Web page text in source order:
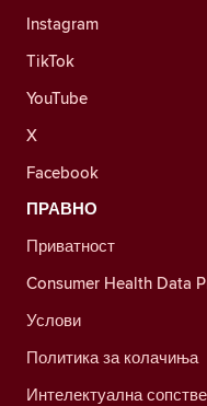
Instagram
TikTok
YouTube
X
Facebook
ПРАВНО
Приватност
Consumer Health Data
Услови
Политика за колачиња
Интелектуална